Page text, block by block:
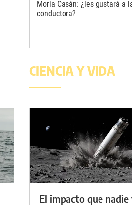
Moria Casán: ¿les gustará a
conductora?
CIENCIA Y VIDA
El impacto que nadie